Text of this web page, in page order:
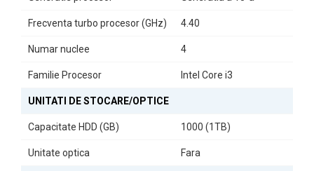
Stocare SSD Rapidă de 1TB
și aplicații, alături de timpi de răspuns rapizi și pornire instantanee
Frecventa turbo procesor (GHz) 4.40
Numar nuclee 4
Familie Procesor Intel Core i3
UNITATI DE STOCARE/OPTICE
Capacitate HDD (GB) 1000 (1TB)
Unitate optica Fara